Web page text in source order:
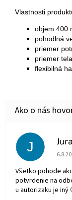
Vlastnosti
objem 400
pohodlná
priemer
priemer
flexibilná
J
Všetko pohode
potvrdenie na
u autorizaku je iný